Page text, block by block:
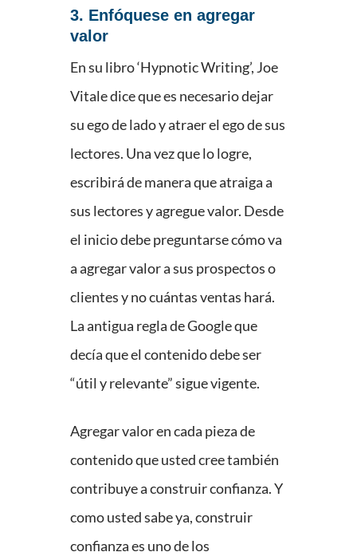
3. Enfóquese en agregar
valor
En su libro ‘Hypnotic Writing’, Joe
Vitale dice que es necesario dejar
su ego de lado y atraer el ego de sus
lectores. Una vez que lo logre,
escribirá de manera que atraiga a
sus lectores y agregue valor. Desde
el inicio debe preguntarse cómo va
a agregar valor a sus prospectos o
clientes y no cuántas ventas hará.
La antigua regla de Google que
decía que el contenido debe ser
“útil y relevante” sigue vigente.
Agregar valor en cada pieza de
contenido que usted cree también
contribuye a construir confianza. Y
como usted sabe ya, construir
confianza es uno de los